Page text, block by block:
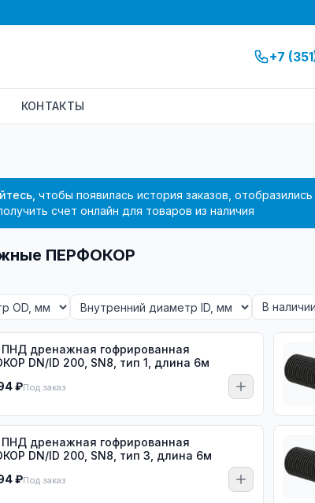
+7
КОНТАКТЫ
чтобы появилась история заказов,
счет онлайн для товаров из наличия
ПЕРФОКОР
В наличии
ПНД дренажная гофрированная
DN/ID 200, SN8, тип 1, длина 6м
₽Под заказ
ПНД дренажная гофрированная
DN/ID 200, SN8, тип 3, длина 6м
₽Под заказ